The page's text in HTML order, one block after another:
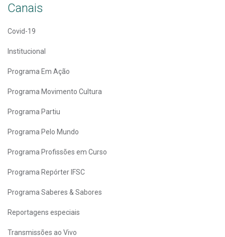
Canais
Covid-19
Institucional
Programa Em Ação
Programa Movimento Cultura
Programa Partiu
Programa Pelo Mundo
Programa Profissões em Curso
Programa Repórter IFSC
Programa Saberes & Sabores
Reportagens especiais
Transmissões ao Vivo